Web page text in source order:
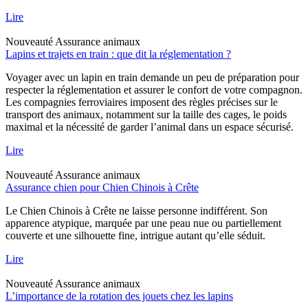
Lire
Nouveauté Assurance animaux
Lapins et trajets en train : que dit la réglementation ?
Voyager avec un lapin en train demande un peu de préparation pour
respecter la réglementation et assurer le confort de votre compagnon.
Les compagnies ferroviaires imposent des règles précises sur le
transport des animaux, notamment sur la taille des cages, le poids
maximal et la nécessité de garder l’animal dans un espace sécurisé.
Lire
Nouveauté Assurance animaux
Assurance chien pour Chien Chinois à Crête
Le Chien Chinois à Crête ne laisse personne indifférent. Son
apparence atypique, marquée par une peau nue ou partiellement
couverte et une silhouette fine, intrigue autant qu’elle séduit.
Lire
Nouveauté Assurance animaux
L’importance de la rotation des jouets chez les lapins